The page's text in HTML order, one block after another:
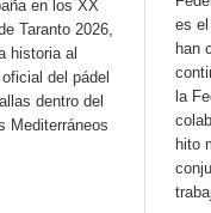
en los XX
Taranto 2026,
historia al
del pádel
dentro del
Mediterráneos
es
han
la
hito